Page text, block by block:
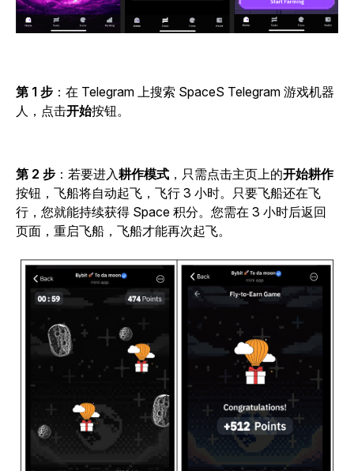
第 1 步 ：在 Telegram 上搜索 SpaceS Telegram 游戏机器
人，点击开始按钮。
第 2 步 ：若要进入耕作模式 ，只需点击主页上的开始耕作
按钮，飞船将自动起飞，飞行 3 小时。只要飞船还在飞
行，您就能持续获得 Space 积分。您需在 3 小时后返回
页面，重启飞船，飞船才能再次起飞。